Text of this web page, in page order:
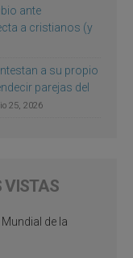
ante
a cristianos (y
a su propio
parejas del
25, 2026
VISTAS
de la